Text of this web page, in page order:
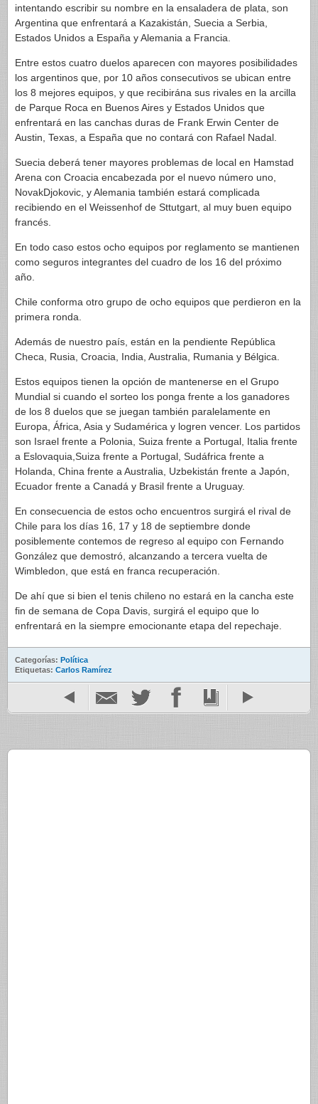
intentando escribir su nombre en la ensaladera de plata, son
Argentina que enfrentará a Kazakistán, Suecia a Serbia,
Estados Unidos a España y Alemania a Francia.
Entre estos cuatro duelos aparecen con mayores posibilidades
los argentinos que, por 10 años consecutivos se ubican entre
los 8 mejores equipos, y que recibirána sus rivales en la arcilla
de Parque Roca en Buenos Aires y Estados Unidos que
enfrentará en las canchas duras de Frank Erwin Center de
Austin, Texas, a España que no contará con Rafael Nadal.
Suecia deberá tener mayores problemas de local en Hamstad
Arena con Croacia encabezada por el nuevo número uno,
NovakDjokovic, y Alemania también estará complicada
recibiendo en el Weissenhof de Sttutgart, al muy buen equipo
francés.
En todo caso estos ocho equipos por reglamento se mantienen
como seguros integrantes del cuadro de los 16 del próximo
año.
Chile conforma otro grupo de ocho equipos que perdieron en la
primera ronda.
Además de nuestro país, están en la pendiente República
Checa, Rusia, Croacia, India, Australia, Rumania y Bélgica.
Estos equipos tienen la opción de mantenerse en el Grupo
Mundial si cuando el sorteo los ponga frente a los ganadores
de los 8 duelos que se juegan también paralelamente en
Europa, África, Asia y Sudamérica y logren vencer. Los partidos
son Israel frente a Polonia, Suiza frente a Portugal, Italia frente
a Eslovaquia,Suiza frente a Portugal, Sudáfrica frente a
Holanda, China frente a Australia, Uzbekistán frente a Japón,
Ecuador frente a Canadá y Brasil frente a Uruguay.
En consecuencia de estos ocho encuentros surgirá el rival de
Chile para los días 16, 17 y 18 de septiembre donde
posiblemente contemos de regreso al equipo con Fernando
González que demostró, alcanzando a tercera vuelta de
Wimbledon, que está en franca recuperación.
De ahí que si bien el tenis chileno no estará en la cancha este
fin de semana de Copa Davis, surgirá el equipo que lo
enfrentará en la siempre emocionante etapa del repechaje.
Categorías: Política
Etiquetas: Carlos Ramírez